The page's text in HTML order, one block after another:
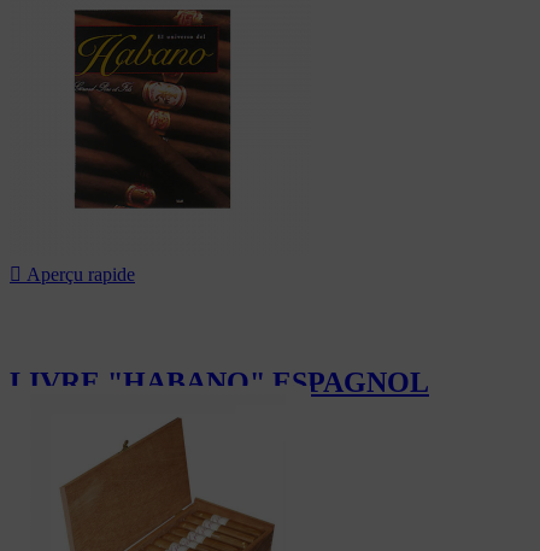
 Aperçu rapide
LIVRE "HABANO" ESPAGNOL